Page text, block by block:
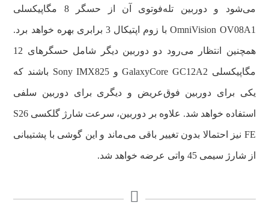
می‌شود و دوربین تله‌فوتوی آن از حسگر 8 مگاپیکسلی
OmniVision OV08A1 با زوم اپتیکال 3 برابری بهره خواهد برد.
همچنین انتظار می‌رود دو دوربین دیگر شامل حسگرهای 12
مگاپیکسلی GalaxyCore GC12A2 و Sony IMX825 باشند که
یکی برای دوربین فوق‌عریض و دیگری برای دوربین سلفی
استفاده خواهد شد. علاوه بر دوربین، سرعت شارژ گلکسی S26
FE نیز احتمالا بدون تغییر باقی می‌ماند و این گوشی با پشتیبانی
از شارژ سیمی 45 واتی عرضه خواهد شد.